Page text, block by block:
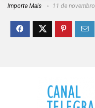
Importa Mais 11 de